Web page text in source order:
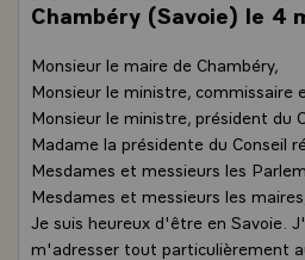
Chambéry (Savoie) le 4
Monsieur le maire de Chambéry,
Monsieur le ministre, commissaire
Monsieur le ministre, président du
Madame la présidente du Conseil
Mesdames et messieurs les
Mesdames et messieurs les
Je suis heureux d'être en Savoie.
m'adresser tout particulièrement